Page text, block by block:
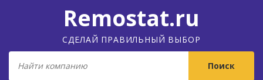
Remostat.ru
СДЕЛАЙ ПРАВИЛЬНЫЙ ВЫБОР